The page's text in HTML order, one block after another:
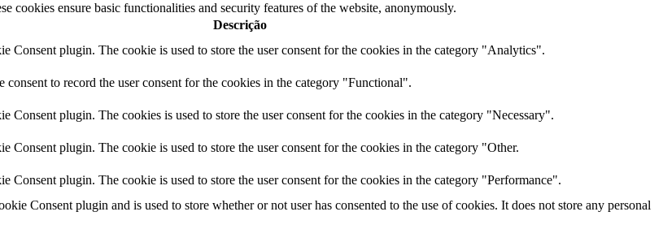
cookies ensure basic functionalities and security features of the website, anonymously.
Descrição
Consent plugin. The cookie is used to store the user consent for the cookies in the category "Analytics".
to record the user consent for the cookies in the category "Functional".
Consent plugin. The cookies is used to store the user consent for the cookies in the category "Necessary".
Consent plugin. The cookie is used to store the user consent for the cookies in the category "Other.
Consent plugin. The cookie is used to store the user consent for the cookies in the category "Performance".
Consent plugin and is used to store whether or not user has consented to the use of cookies. It does not store any personal